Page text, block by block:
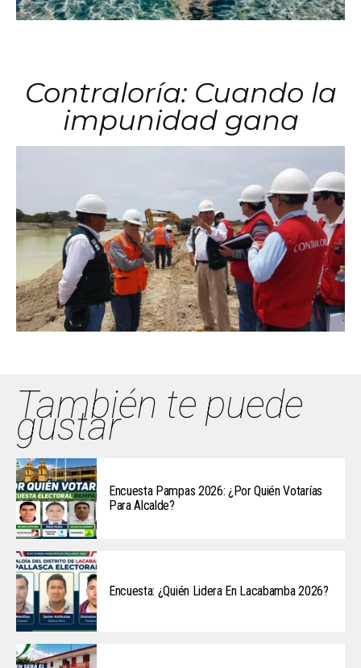
Contraloría: Cuando la
impunidad gana
También te puede
gustar
Encuesta Pampas 2026: ¿Por Quién Votarías
Para Alcalde?
Encuesta: ¿Quién Lidera En Lacabamba 2026?